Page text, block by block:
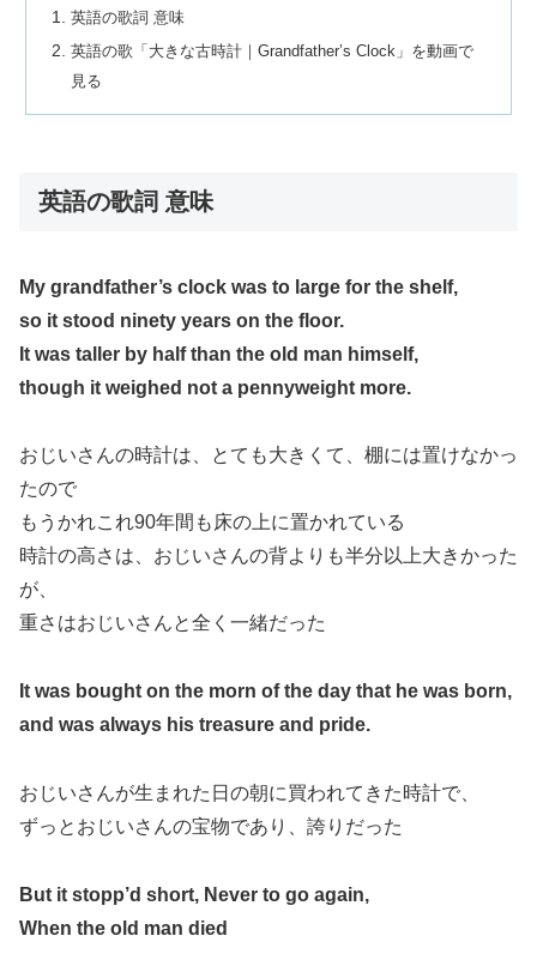
英語の歌詞 意味
英語の歌「大きな古時計｜Grandfather’s Clock」を動画で
見る
英語の歌詞 意味
My grandfather’s clock was to large for the shelf,
so it stood ninety years on the floor.
It was taller by half than the old man himself,
though it weighed not a pennyweight more.
おじいさんの時計は、とても大きくて、棚には置けなかっ
たので
もうかれこれ90年間も床の上に置かれている
時計の高さは、おじいさんの背よりも半分以上大きかった
が、
重さはおじいさんと全く一緒だった
It was bought on the morn of the day that he was born,
and was always his treasure and pride.
おじいさんが生まれた日の朝に買われてきた時計で、
ずっとおじいさんの宝物であり、誇りだった
But it stopp’d short, Never to go again,
When the old man died